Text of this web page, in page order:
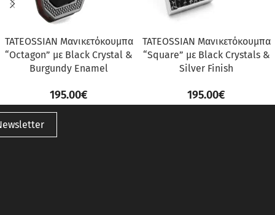
TATEOSSIAN Μανικετόκουμπα
“Octagon” με Black Crystal &
Burgundy Enamel
195.00€
TATEOSSIAN Μανικετόκουμπα
“Square” με Black Crystals &
Silver Finish
195.00€